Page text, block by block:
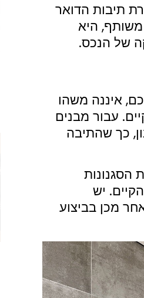
תיבות הדואר
משותף, היא
של הנכס.
איננה משהו
עבור מבנים
כך שהתיבה
הסגנונות
יש
מכן בביצוע